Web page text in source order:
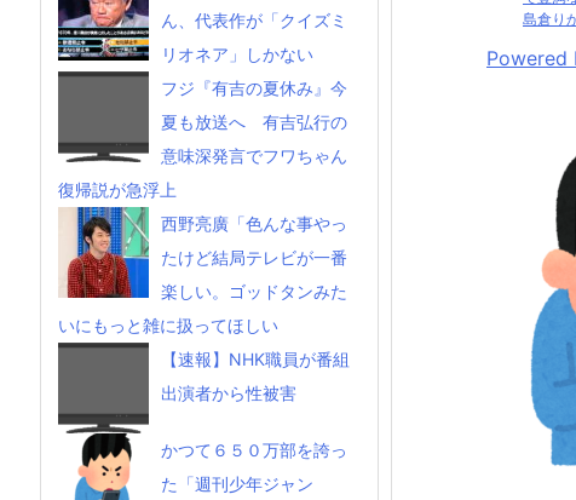
島倉り
Powered
ん、代表作が「クイズミ
リオネア」しかない
フジ『有吉の夏休み』今
夏も放送へ 有吉弘行の
意味深発言でフワちゃん
復帰説が急浮上
西野亮廣「色んな事やっ
たけど結局テレビが一番
楽しい。ゴッドタンみた
いにもっと雑に扱ってほしい
【速報】NHK職員が番組
出演者から性被害
かつて６５０万部を誇っ
た「週刊少年ジャン